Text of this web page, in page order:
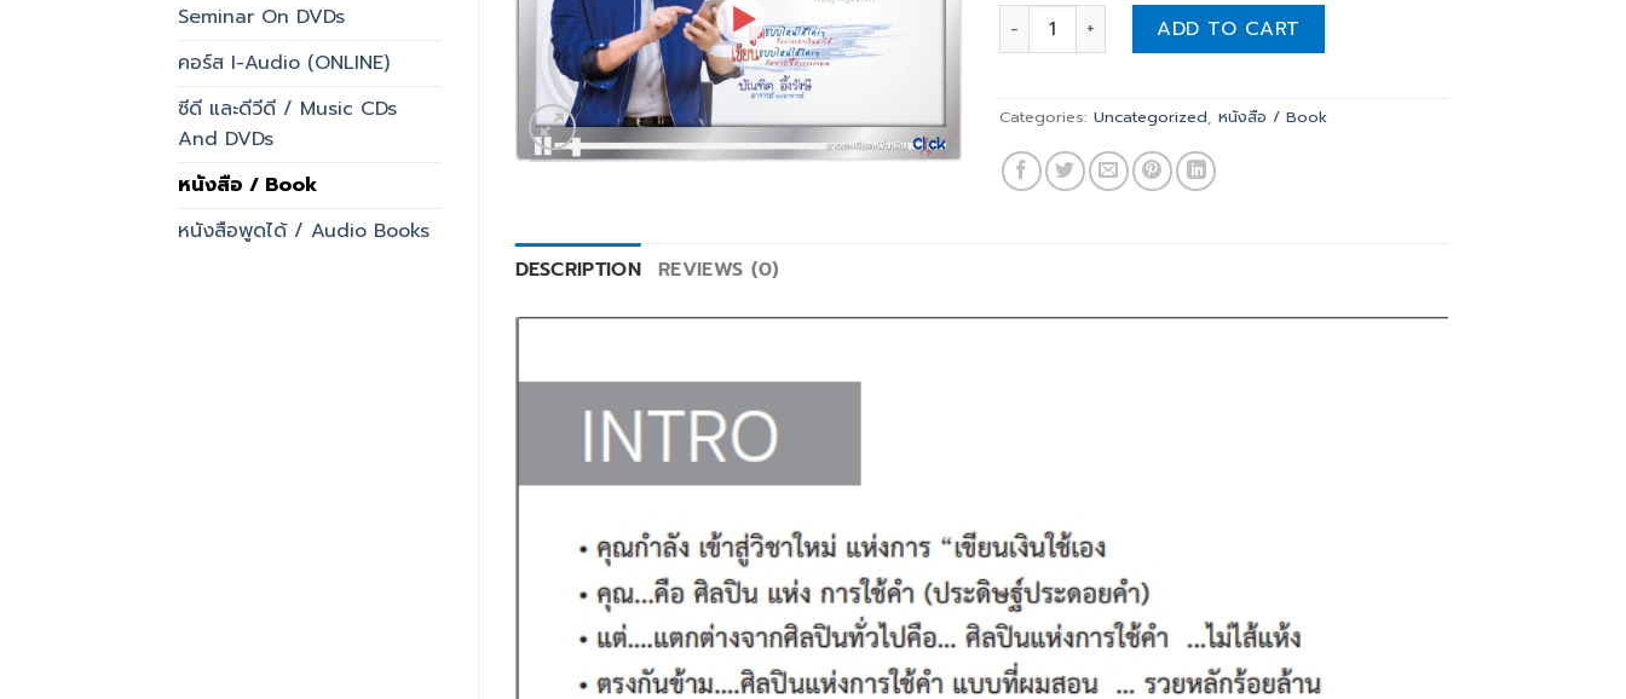
Seminar On DVDs
คอร์ส I-Audio (ONLINE)
ซีดี และดีวีดี / Music CDs
And DVDs
หนังสือ / Book
หนังสือพูดได้ / Audio Books
ใช้คำทำเงิน quantityADD TO CART
Categories:Uncategorized,หนังสือ / Book
DESCRIPTION REVIEWS (0)